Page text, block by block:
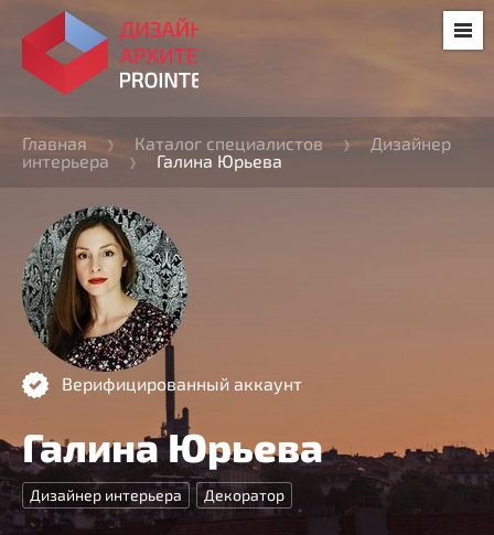
Главная Каталог специалистов
Дизайнер
интерьера
Галина Юрьева
Верифицированный аккаунт
Галина Юрьева
Дизайнер интерьера Декоратор